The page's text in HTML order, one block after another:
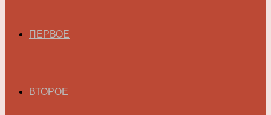
ПЕРВОЕ
ВТОРОЕ